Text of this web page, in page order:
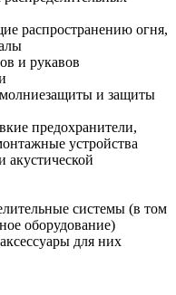
распространению огня,
и рукавов
молниезащиты и защиты
предохранители,
устройства
акустической
системы (в том
оборудование)
для них